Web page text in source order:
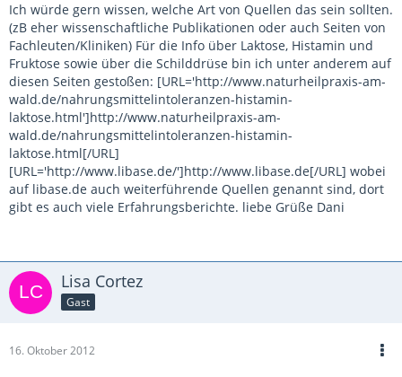
Ich würde gern wissen, welche Art von Quellen das sein sollten.
(zB eher wissenschaftliche Publikationen oder auch Seiten von
Fachleuten/Kliniken) Für die Info über Laktose, Histamin und
Fruktose sowie über die Schilddrüse bin ich unter anderem auf
diesen Seiten gestoßen: [URL='http://www.naturheilpraxis-am-
wald.de/nahrungsmittelintoleranzen-histamin-
laktose.html']http://www.naturheilpraxis-am-
wald.de/nahrungsmittelintoleranzen-histamin-
laktose.html[/URL]
[URL='http://www.libase.de/']http://www.libase.de[/URL] wobei
auf libase.de auch weiterführende Quellen genannt sind, dort
gibt es auch viele Erfahrungsberichte. liebe Grüße Dani
Lisa Cortez
Gast
16. Oktober 2012